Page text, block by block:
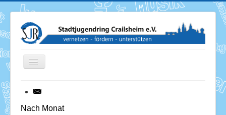
Toggle
News
Nach Monat